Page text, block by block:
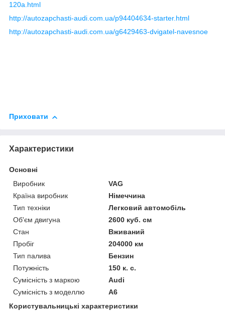
120a.html
http://autozapchasti-audi.com.ua/p94404634-starter.html
http://autozapchasti-audi.com.ua/g6429463-dvigatel-navesnoe
Приховати
Характеристики
Основні
Виробник
VAG
Країна виробник
Німеччина
Тип техніки
Легковий автомобіль
Об'єм двигуна
2600 куб. см
Стан
Вживаний
Пробіг
204000 км
Тип палива
Бензин
Потужність
150 к. с.
Сумісність з маркою
Audi
Сумісність з моделлю
A6
Користувальницькі характеристики